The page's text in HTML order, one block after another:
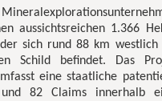
aussichtsreichen 1.366
sich rund 88 km westlich
Schild befindet. Das
eine staatliche
82 Claims innerhalb